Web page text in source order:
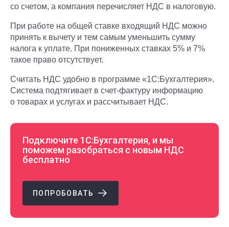
со счетом, а компания перечисляет НДС в налоговую.
При работе на общей ставке входящий НДС можно
принять к вычету и тем самым уменьшить сумму
налога к уплате. При пониженных ставках 5% и 7%
такое право отсутствует.
Считать НДС удобно в программе «1С:Бухгалтерия».
Система подтягивает в счет-фактуру информацию
о товарах и услугах и рассчитывает НДС.
Подключите 1С:Бухгалтерия, и мы
поможем разобраться с новым НДС
бесплатно
ПОПРОБОВАТЬ